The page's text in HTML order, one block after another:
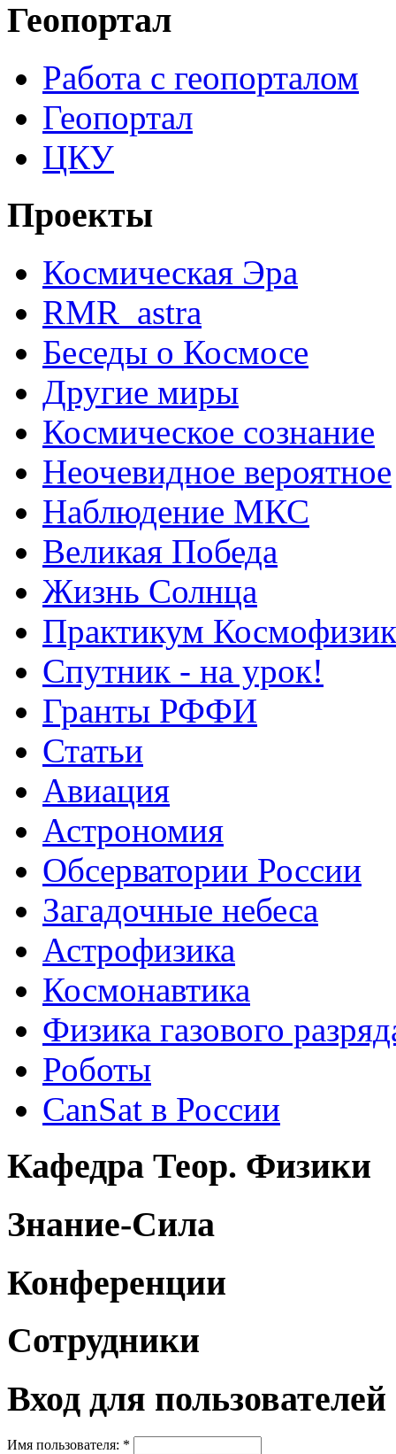
Геопортал
Работа с геопорталом
Геопортал
ЦКУ
Проекты
Космическая Эра
RMR_astra
Беседы о Космосе
Другие миры
Космическое сознание
Неочевидное вероятное
Наблюдение МКС
Великая Победа
Жизнь Солнца
Практикум
Спутник - на урок!
Гранты РФФИ
Статьи
Авиация
Астрономия
Обсерватории России
Загадочные небеса
Астрофизика
Космонавтика
Физика газового
Роботы
CanSat в России
Кафедра Теор. Физики
Знание-Сила
Конференции
Сотрудники
Вход для пользователей
Имя пользователя: *